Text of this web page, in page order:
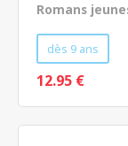
Romans
dès 9 ans
12.95 €